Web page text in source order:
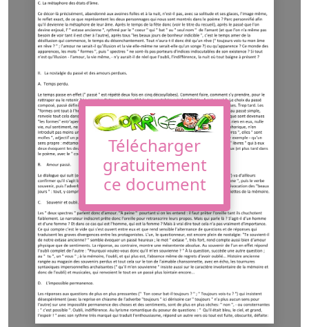
Télécharger
gratuitement
ce document